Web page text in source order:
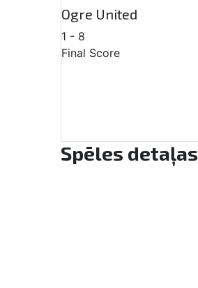
Ogre United
1 - 8
Final Score
Spēles detaļas